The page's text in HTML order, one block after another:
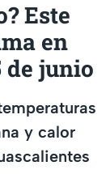
Este
en
de junio
y calor